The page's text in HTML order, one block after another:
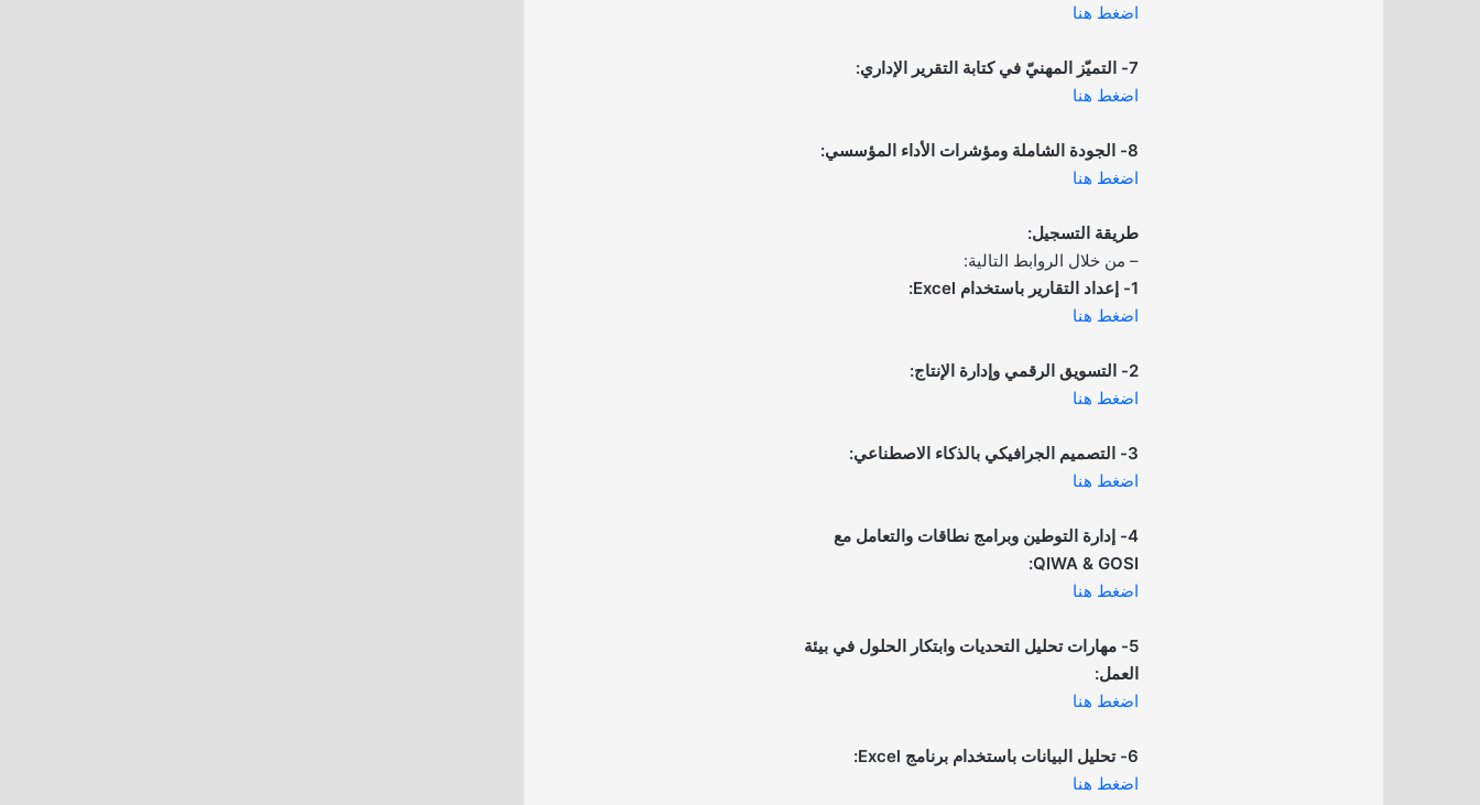
اضغط هنا
7- التميّز المهنيّ في كتابة التقرير الإداري:
اضغط هنا
8- الجودة الشاملة ومؤشرات الأداء المؤسسي:
اضغط هنا
طريقة التسجيل:
– من خلال الروابط التالية:
1- إعداد التقارير باستخدام Excel:
اضغط هنا
2- التسويق الرقمي وإدارة الإنتاج:
اضغط هنا
3- التصميم الجرافيكي بالذكاء الاصطناعي:
اضغط هنا
4- إدارة التوطين وبرامج نطاقات والتعامل مع
QIWA & GOSI:
اضغط هنا
5- مهارات تحليل التحديات وابتكار الحلول في بيئة
العمل:
اضغط هنا
6- تحليل البيانات باستخدام برنامج Excel:
اضغط هنا